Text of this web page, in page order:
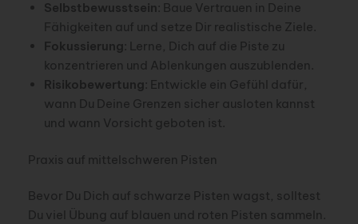
Selbstbewusstsein : Baue Vertrauen in Deine
Fähigkeiten auf und setze Dir realistische Ziele.
Fokussierung : Lerne, Dich auf die Piste zu
konzentrieren und Ablenkungen auszublenden.
Risikobewertung : Entwickle ein Gefühl dafür,
wann Du Deine Grenzen sicher ausloten kannst
und wann Vorsicht geboten ist.
Praxis auf mittelschweren Pisten
Bevor Du Dich auf schwarze Pisten wagst, solltest
Du viel Übung auf blauen und roten Pisten sammeln.